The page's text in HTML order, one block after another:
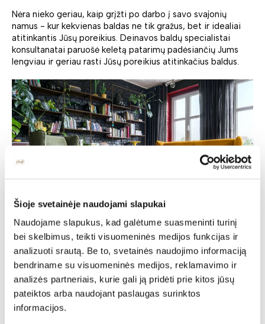
Šioje svetainėje naudojami slapukai
Naudojame slapukus, kad galėtume suasmeninti turinį
bei skelbimus, teikti visuomeninės medijos funkcijas ir
analizuoti srautą. Be to, svetainės naudojimo informaciją
bendriname su visuomeninės medijos, reklamavimo ir
analizės partneriais, kurie gali ją pridėti prie kitos jūsų
pateiktos arba naudojant paslaugas surinktos
informacijos.
Nėra nieko geriau, kaip grįžti po darbo į savo svajonių
namus - kur kekvienas baldas ne tik gražus, bet ir idealiai
atitinkantis Jūsų poreikius. Deinavos baldų specialistai
konsultanatai paruošė keletą patarimų padėsiančių Jums
lengviau ir geriau rasti Jūsų poreikius atitinkačius baldus.
Svetainės baldai: ko reikia
funkcionaliai bei
estetiškai erdvei?
Svetainė yra bene pati funkcionaliausia erdvė namuose.